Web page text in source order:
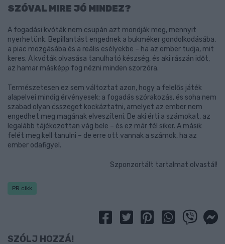
SZÓVAL MIRE JÓ MINDEZ?
A fogadási kvóták nem csupán azt mondják meg, mennyit
nyerhetünk. Bepillantást engednek a bukméker gondolkodásába,
a piac mozgásába és a reális esélyekbe – ha az ember tudja, mit
keres. A kvóták olvasása tanulható készség, és aki rászán időt,
az hamar másképp fog nézni minden szorzóra.
Természetesen ez sem változtat azon, hogy a felelős játék
alapelvei mindig érvényesek: a fogadás szórakozás, és soha nem
szabad olyan összeget kockáztatni, amelyet az ember nem
engedhet meg magának elveszíteni. De aki érti a számokat, az
legalább tájékozottan vág bele – és ez már fél siker. A másik
felét meg kell tanulni – de erre ott vannak a számok, ha az
ember odafigyel.
Szponzortált tartalmat olvastál!
PR cikk
SZÓLJ HOZZÁ!